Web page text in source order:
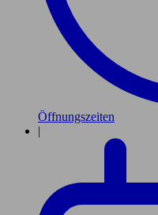
Öffnungszeiten
|